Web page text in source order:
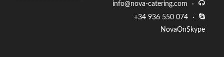
info@nova-catering.com
·
+34 936 550 074
·
NovaOnSkype